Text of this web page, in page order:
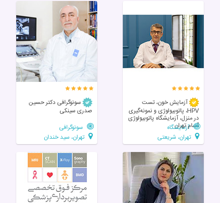
آزمایش خون، تست
HPV، پاتوبیولوژی و نمونه‌گیری
در منزل، آزمایشگاه پاتوبیولوژی
آسام تهران
آزمایشگاه
تهران، شریعتی
سونوگرافی دکتر حسین
صدری سینکی
سونوگرافی
تهران، سید خندان